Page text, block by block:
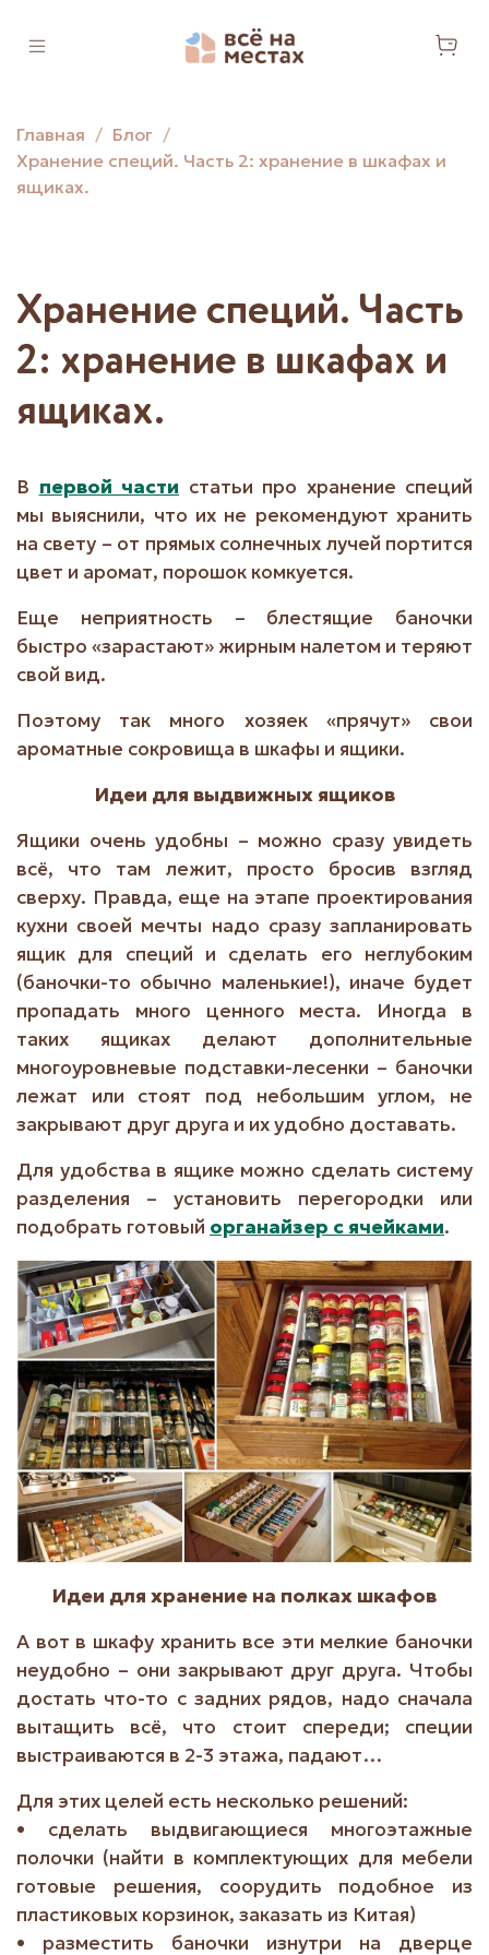
Главная
Блог
Хранение специй. Часть 2: хранение в шкафах и
ящиках.
Хранение специй. Часть
2: хранение в шкафах и
ящиках.
В первой части статьи про хранение специй
мы выяснили, что их не рекомендуют хранить
на свету – от прямых солнечных лучей портится
цвет и аромат, порошок комкуется.
Еще неприятность – блестящие баночки
быстро «зарастают» жирным налетом и теряют
свой вид.
Поэтому так много хозяек «прячут» свои
ароматные сокровища в шкафы и ящики.
Идеи для выдвижных ящиков
Ящики очень удобны – можно сразу увидеть
всё, что там лежит, просто бросив взгляд
сверху. Правда, еще на этапе проектирования
кухни своей мечты надо сразу запланировать
ящик для специй и сделать его неглубоким
(баночки-то обычно маленькие!), иначе будет
пропадать много ценного места. Иногда в
таких ящиках делают дополнительные
многоуровневые подставки-лесенки – баночки
лежат или стоят под небольшим углом, не
закрывают друг друга и их удобно доставать.
Для удобства в ящике можно сделать систему
разделения – установить перегородки или
подобрать готовый органайзер с ячейками.
Идеи для хранение на полках шкафов
А вот в шкафу хранить все эти мелкие баночки
неудобно – они закрывают друг друга. Чтобы
достать что-то с задних рядов, надо сначала
вытащить всё, что стоит спереди; специи
выстраиваются в 2-3 этажа, падают…
Для этих целей есть несколько решений:
• сделать выдвигающиеся многоэтажные
полочки (найти в комплектующих для мебели
готовые решения, соорудить подобное из
пластиковых корзинок, заказать из Китая)
• разместить баночки изнутри на дверце